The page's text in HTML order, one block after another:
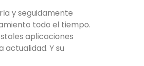
y seguidamente
todo el tiempo.
aplicaciones
Y su